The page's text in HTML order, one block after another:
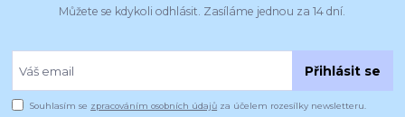
Můžete se kdykoli odhlásit. Zasíláme jednou za 14 dní.
Přihlásit se
Souhlasím se zpracováním osobních údajů za účelem rozesílky newsletteru.